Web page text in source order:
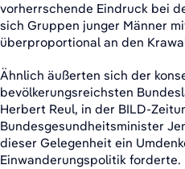
vorherrschende Eindruck bei
sich Gruppen junger Männer
überproportional an den
Ähnlich äußerten sich der
bevölkerungsreichsten
Herbert Reul, in der BILD-
Bundesgesundheitsminister
dieser Gelegenheit ein
Einwanderungspolitik forderte.